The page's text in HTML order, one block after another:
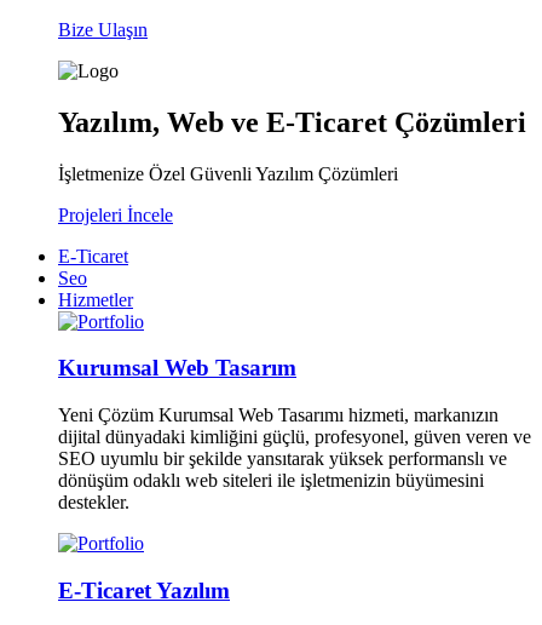
Bize Ulaşın
Yazılım, Web ve E-Ticaret Çözümleri
İşletmenize Özel Güvenli Yazılım Çözümleri
Projeleri İncele
E-Ticaret
Seo
Hizmetler
Kurumsal Web Tasarım
Yeni Çözüm Kurumsal Web Tasarımı hizmeti, markanızın
dijital dünyadaki kimliğini güçlü, profesyonel, güven veren ve
SEO uyumlu bir şekilde yansıtarak yüksek performanslı ve
dönüşüm odaklı web siteleri ile işletmenizin büyümesini
destekler.
E-Ticaret Yazılım